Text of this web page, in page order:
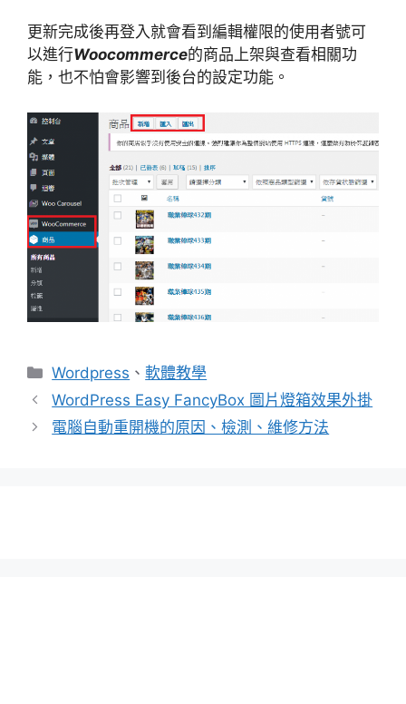
更新完成後再登入就會看到編輯權限的使用者號可
以進行Woocommerce的商品上架與查看相關功
能，也不怕會影響到後台的設定功能。
分
類
Wordpress 、軟體教學
WordPress Easy FancyBox 圖片燈箱效果外掛
電腦自動重開機的原因、檢測、維修方法